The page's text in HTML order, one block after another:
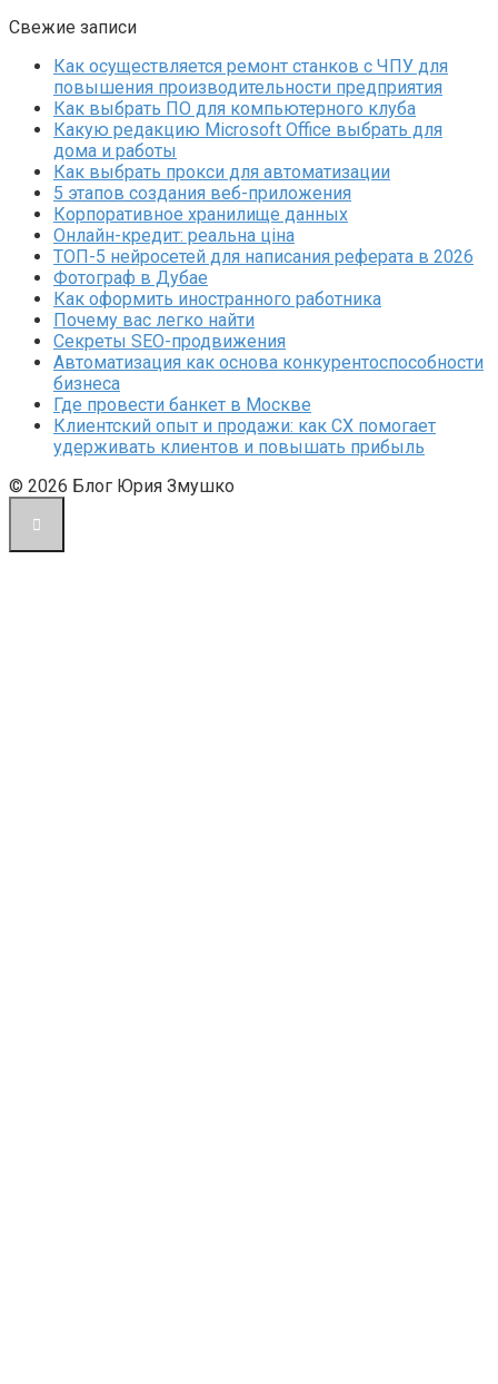
Свежие записи
Как осуществляется ремонт станков с ЧПУ для
повышения производительности предприятия
Как выбрать ПО для компьютерного клуба
Какую редакцию Microsoft Office выбрать для
дома и работы
Как выбрать прокси для автоматизации
5 этапов создания веб-приложения
Корпоративное хранилище данных
Онлайн-кредит: реальна ціна
ТОП-5 нейросетей для написания реферата в 2026
Фотограф в Дубае
Как оформить иностранного работника
Почему вас легко найти
Секреты SEO-продвижения
Автоматизация как основа конкурентоспособности
бизнеса
Где провести банкет в Москве
Клиентский опыт и продажи: как CX помогает
удерживать клиентов и повышать прибыль
© 2026 Блог Юрия Змушко